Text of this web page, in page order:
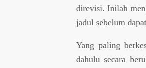
direvisi. Inilah
jadul sebelum
Yang paling
dahulu secara